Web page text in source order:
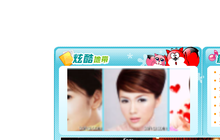
能正大光
都要快乐
[圣诞节]
如意,快
[元旦]
看
断电。
你是我
[元旦]
如
起；二
离。水
[元旦]